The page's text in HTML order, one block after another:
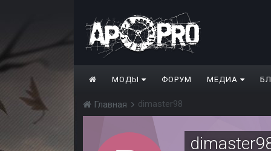
МОДЫ ФОРУМ МЕДИА
Главная dimaster98